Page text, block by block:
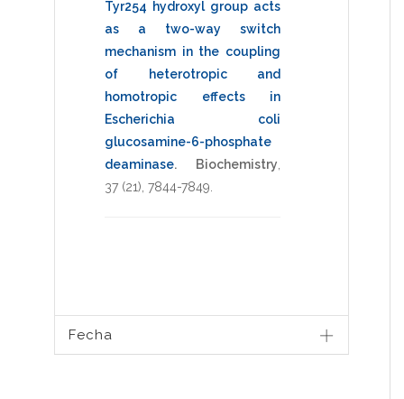
Tyr254 hydroxyl group acts
as a two-way switch
mechanism in the coupling
of heterotropic and
homotropic effects in
Escherichia coli
glucosamine-6-phosphate
deaminase. Biochemistry
37 (21), 7844-7849
Fecha